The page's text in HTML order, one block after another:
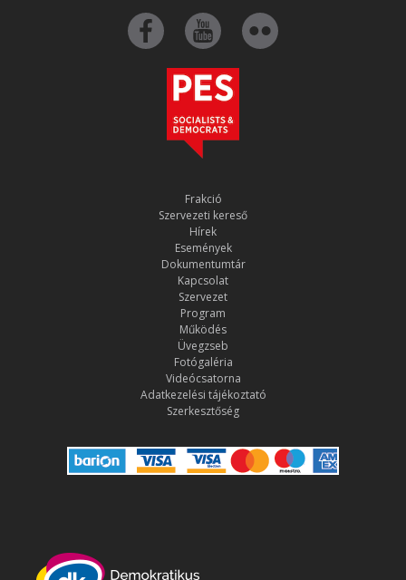
Frakció
Szervezeti kereső
Hírek
Események
Dokumentumtár
Kapcsolat
Szervezet
Program
Működés
Üvegzseb
Fotógaléria
Videócsatorna
Adatkezelési tájékoztató
Szerkesztőség